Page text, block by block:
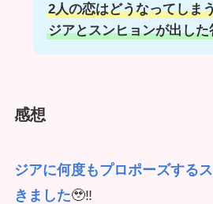
2人の恋はどうなってしま
ジアとスンヒョンが出した
感想
ジアに何度もプロポーズする
きました🥹‼️